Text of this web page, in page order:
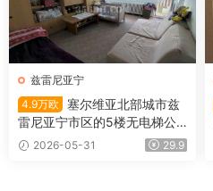
兹雷尼亚宁
4.9万欧
塞尔维亚北部城市兹
雷尼亚宁市区的5楼无电梯公
寓出售
2026-05-31 29.9